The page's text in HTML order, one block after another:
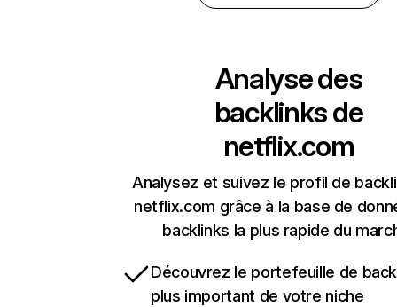
Analyse des
backlinks de
netflix.com
Analysez et suivez le profil de
netflix.com grâce à la base de
backlinks la plus rapide du
Découvrez le portefeuille de
plus important de votre niche